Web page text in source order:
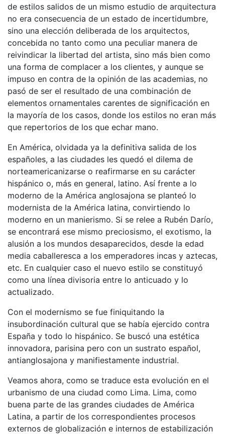
de estilos salidos de un mismo estudio de arquitectura
no era consecuencia de un estado de incertidumbre,
sino una elección deliberada de los arquitectos,
concebida no tanto como una peculiar manera de
reivindicar la libertad del artista, sino más bien como
una forma de complacer a los clientes, y aunque se
impuso en contra de la opinión de las academias, no
pasó de ser el resultado de una combinación de
elementos ornamentales carentes de significación en
la mayoría de los casos, donde los estilos no eran más
que repertorios de los que echar mano.
En América, olvidada ya la definitiva salida de los
españoles, a las ciudades les quedó el dilema de
norteamericanizarse o reafirmarse en su carácter
hispánico o, más en general, latino. Así frente a lo
moderno de la América anglosajona se planteó lo
modernista de la América latina, convirtiendo lo
moderno en un manierismo. Si se relee a Rubén Darío,
se encontrará ese mismo preciosismo, el exotismo, la
alusión a los mundos desaparecidos, desde la edad
media caballeresca a los emperadores incas y aztecas,
etc. En cualquier caso el nuevo estilo se constituyó
como una línea divisoria entre lo anticuado y lo
actualizado.
Con el modernismo se fue finiquitando la
insubordinación cultural que se había ejercido contra
España y todo lo hispánico. Se buscó una estética
innovadora, parisina pero con un sustrato español,
antianglosajona y manifiestamente industrial.
Veamos ahora, como se traduce esta evolución en el
urbanismo de una ciudad como Lima. Lima, como
buena parte de las grandes ciudades de América
Latina, a partir de los correspondientes procesos
externos de globalización e internos de estabilización